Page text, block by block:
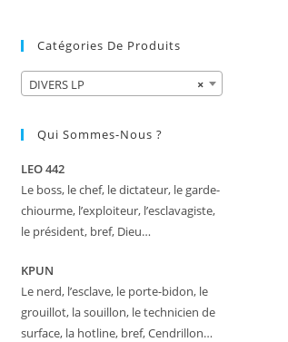
Catégories De Produits
×
DIVERS LP
Qui Sommes-Nous ?
LEO 442
Le boss, le chef, le dictateur, le garde-
chiourme, l’exploiteur, l’esclavagiste,
le président, bref, Dieu…
KPUN
Le nerd, l’esclave, le porte-bidon, le
grouillot, la souillon, le technicien de
surface, la hotline, bref, Cendrillon…